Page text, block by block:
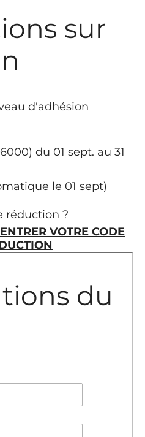
sur
d'adhésion
du 01 sept. au 31
le 01 sept)
réduction ?
VOTRE CODE
du